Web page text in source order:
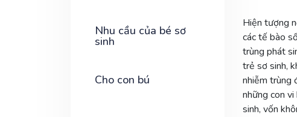
Nhu cầu của bé sơ
sinh
Cho con bú
Hiện tượng
các tế bào
trùng phát
trẻ sơ sinh,
nhiễm trùng
những con
sinh, vốn